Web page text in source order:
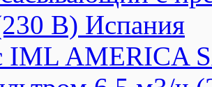
IML AMERICA